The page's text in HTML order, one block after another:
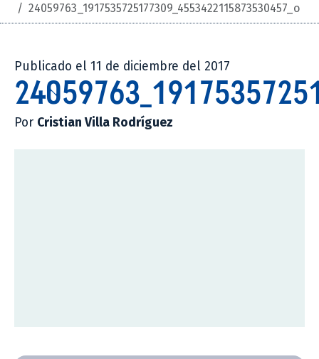
/ 24059763_1917535725177309_4553422115873530457_o
Publicado el 11 de diciembre del 2017
Por Cristian Villa Rodríguez